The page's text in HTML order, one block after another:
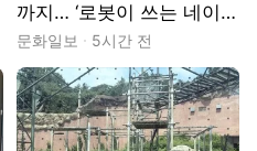
까지… ‘로봇이 쓰는 네이버
지도’ 승부수[‘피지컬 AI 혁
명’ 현장을 가다]
문화일보 5시간 전